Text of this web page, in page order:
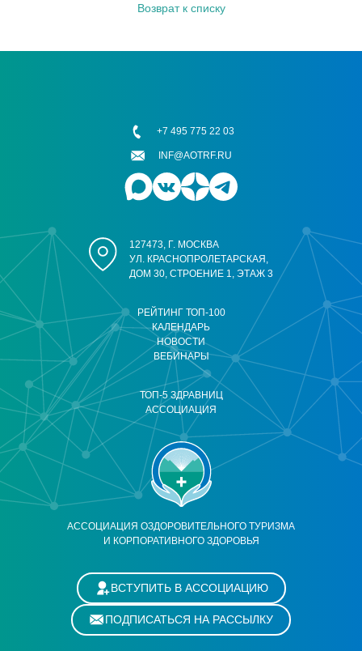
Возврат к списку
АССОЦИАЦИЯ ОЗДОРОВИТЕЛЬНОГО ТУРИЗМА
И КОРПОРАТИВНОГО ЗДОРОВЬЯ
РЕЙТИНГ ТОП-100
КАЛЕНДАРЬ
НОВОСТИ
ВЕБИНАРЫ
ТОП-5 ЗДРАВНИЦ
АССОЦИАЦИЯ
127473, Г. МОСКВА
УЛ. КРАСНОПРОЛЕТАРСКАЯ,
ДОМ 30, СТРОЕНИЕ 1, ЭТАЖ 3
+7 495 775 22 03
INF@AOTRF.RU
ВСТУПИТЬ В АССОЦИАЦИЮ
ПОДПИСАТЬСЯ НА РАССЫЛКУ